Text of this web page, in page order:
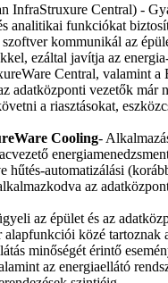
InfraStruxure Central) -
analitikai funkciókat
kommunikál az
ezáltal javítja az
Central, valamint a
adatközponti vezetők már
a riasztásokat,
Cooling-
hűtés-automatizálási
az
az épület és az
közé tartoznak
minőségét érintő
az energiaellátó